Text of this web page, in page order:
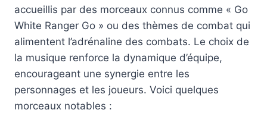
accueillis par des morceaux connus comme « Go
White Ranger Go » ou des thèmes de combat qui
alimentent l’adrénaline des combats. Le choix de
la musique renforce la dynamique d’équipe,
encourageant une synergie entre les
personnages et les joueurs. Voici quelques
morceaux notables :